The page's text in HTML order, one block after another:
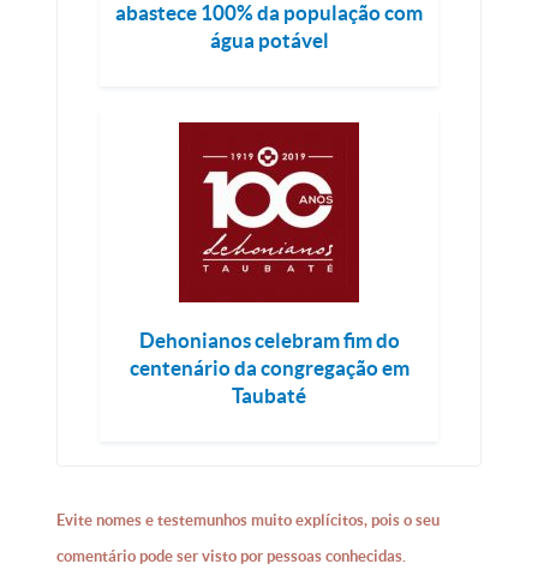
abastece 100% da população com
água potável
Dehonianos celebram fim do
centenário da congregação em
Taubaté
Evite nomes e testemunhos muito explícitos, pois o seu
comentário pode ser visto por pessoas conhecidas.